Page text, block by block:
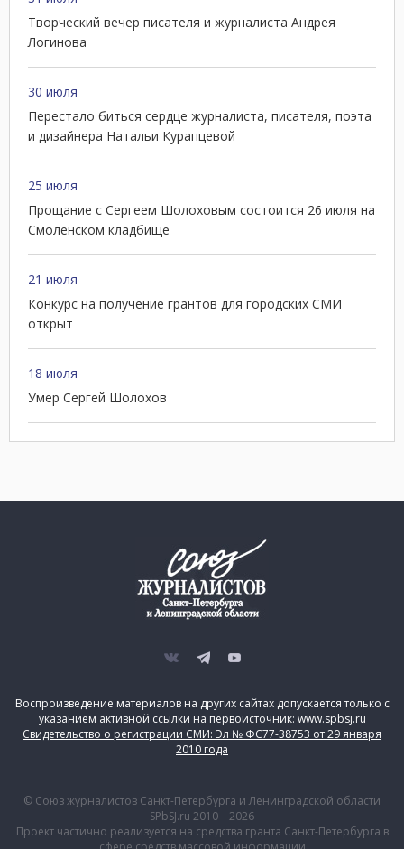
Творческий вечер писателя и журналиста Андрея
Логинова
30 июля
Перестало биться сердце журналиста, писателя, поэта
и дизайнера Натальи Курапцевой
25 июля
Прощание с Сергеем Шолоховым состоится 26 июля на
Смоленском кладбище
21 июля
Конкурс на получение грантов для городских СМИ
открыт
18 июля
Умер Сергей Шолохов
Воспроизведение материалов на других сайтах допускается только с
указанием активной ссылки на первоисточник: www.spbsj.ru
Свидетельство о регистрации СМИ: Эл № ФС77-38753 от 29 января
2010 года
© Союз журналистов Санкт-Петербурга и Ленинградской области
SPbSJ.ru 2010 – 2026
Проект частично реализуется на средства гранта Санкт-Петербурга в